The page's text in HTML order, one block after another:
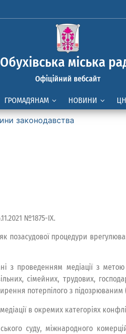
Обухівська міська
Офіційний вебсайт
ГРОМАДЯНАМ НОВИНИ
законодавства
№1875-IX.
позасудової процедури
з проведенням медіації з
сімейних, трудових,
потерпілого з
в окремих категоріях
суду, міжнародного